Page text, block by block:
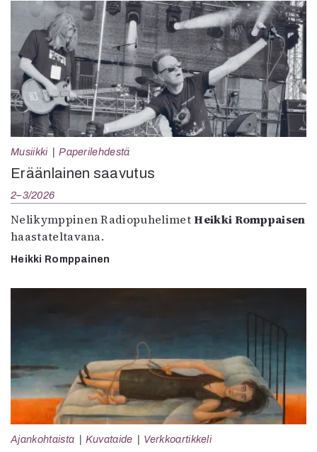
Musiikki Paperilehdestä
Eräänlainen saavutus
2–3/2026
Nelikymppinen RadiopuhelimetHeikki Romppaisen
haastateltavana.
Heikki Romppainen
Ajankohtaista Kuvataide Verkkoartikkeli